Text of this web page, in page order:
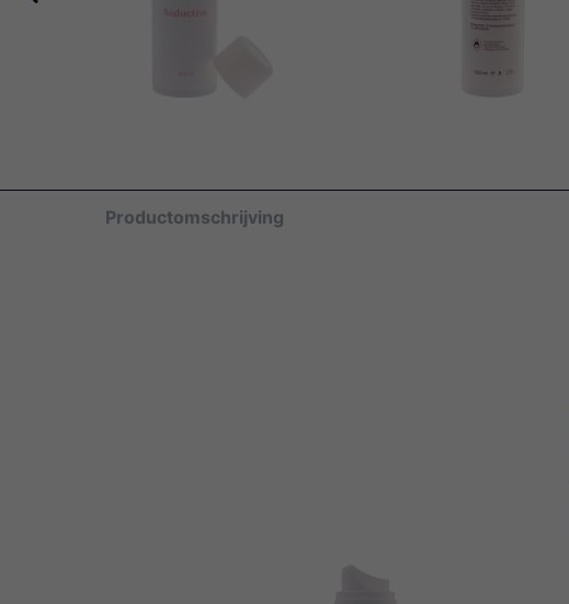
Productomschrijving